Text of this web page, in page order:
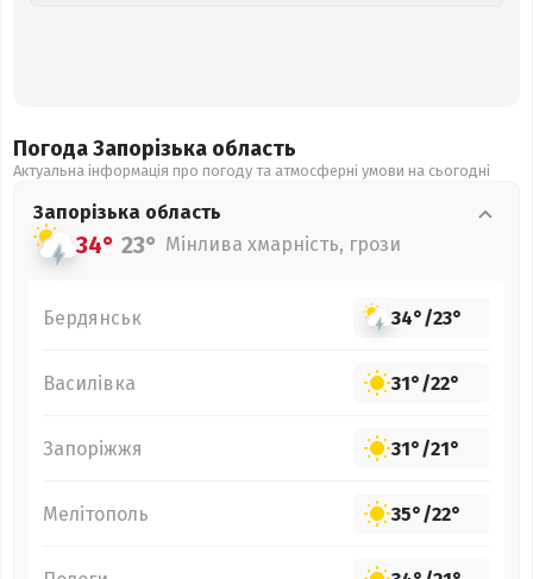
Погода Запорізька область
Актуальна інформація про погоду та атмосферні умови на сьогодні
Запорізька область
34° 23° Мінлива хмарність, грози
Бердянськ 34°/23°
Василівка 31°/22°
Запоріжжя 31°/21°
Мелітополь 35°/22°